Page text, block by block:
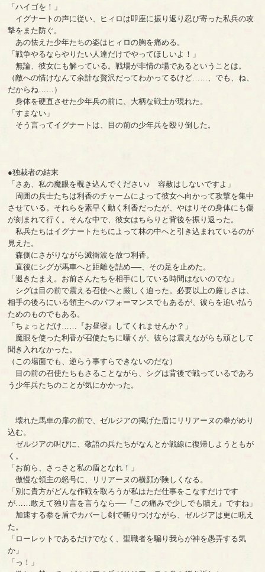
「ハイゴを！」
イグナートの声に従い、ヒィロは即座に振り返り忍び寄った私兵の攻
撃をまた防ぐ。
あの怯えた少年たちの姿はヒィロの胸を痛める。
「戦争やるならやりたい人達だけでやってほしいよ！」
無論、彼女にも解っている。戦場が非情の場であるということは。
（敵への情けなんて余計な贅沢だってわかってるけど……、でも、ね、
だからね……）
身体を硬直させた少年兵の前に、大柄な戦士が現れた。
「すまない」
そう言ってイグナートは、目の前の少年兵を殴り倒した。
●独裁者の結末
「さあ、私の魔眼を覗き込んでください♪ 容赦はしないですよ」
周囲の兵士たちは利香のチャームによって彼女へ向かって攻撃を集中
させている。それらを素早く動く利香だったが、やはりその身体にも傷
が刻まれて行く。そんな中で、彼女はちらりと背後を振り返った。
私兵たちはイグナートたちによって林の中へと引き込まれているのが
見えた。
森側にさがりながら滅衝波を放つ利香。
直後にシグが馬車へと距離を詰め──、その足を止めた。
「退きたまえ。お前さんたちを相手にしている時間はないのでな」
シグは目の前で震える召使へと厳しく迫った。必要以上の厳しさは、
相手の後ろにいる領主へのパフォーマンスでもあるが、彼らを追い払う
ためのものでもある。
「ちょっとだけ……『お昼寝』してくれませんか？」
魔眼を使った利香が召使たちに囁くが、彼らは震えながらも頑として
聞き入れなかった。
（この場面でも、逆らう事すらできないのだな）
目の前の召使たちもさることながら、シグは背後で戦っているであろ
う少年兵たちのことが気にかかった。
壊れた馬車の扉の前で、ゼルジアの掲げた盾にリリアーヌの拳がめり
込む。
ゼルジアの叫びに、敬語の兵たちがなんとか戦線に復帰しようともが
く。
「お前ら、さっさと私の盾となれ！」
傲慢な領主の怒号に、リリアーヌの横顔が険しくなる。
「別に貴方がどんな作戦を取ろうが私はただ仕事をこなすだけです
が……敢えて独り言を言うなら──『この痛みで少しでも贖え』ですね」
加速する拳を盾でカバーし剣で斬りつけながら、ゼルジアは更に吼え
た。
「ローレットであるだけでなく、聖職者を騙り我らが神を愚弄する気
か」
「っ！」